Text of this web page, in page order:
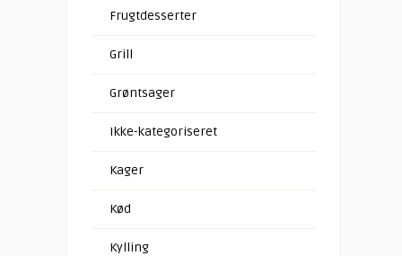
Frugtdesserter
Grill
Grøntsager
Ikke-kategoriseret
Kager
Kød
Kylling